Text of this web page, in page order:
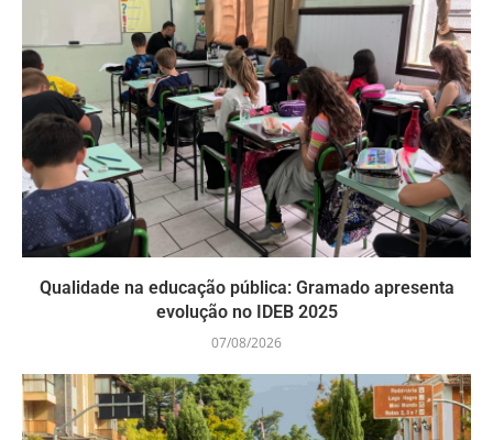
Qualidade na educação pública: Gramado apresenta
evolução no IDEB 2025
07/08/2026